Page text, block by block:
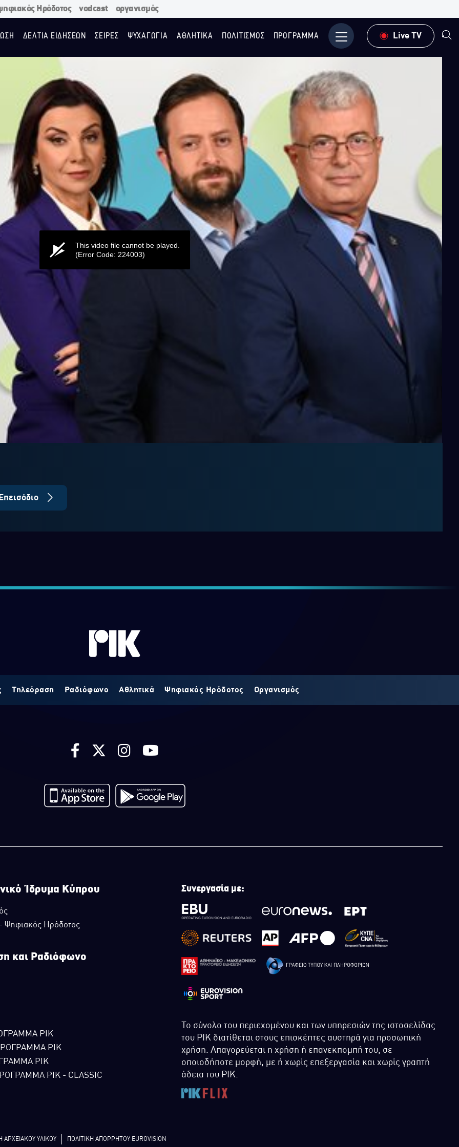
Ηρόδοτος vodcast οργανισμός
ΔΕΛΤΙΑ ΕΙΔΗΣΕΩΝ ΣΕΙΡΕΣ ΨΥΧΑΓΩΓΙΑ ΑΘΛΗΤΙΚΑ ΠΟΛΙΤΙΣΜΟΣ ΠΡΟΓΡΑΜΜΑ Μενού Live TV
This video file cannot be played.
(Error Code: 224003)
Τηλεόραση Ραδιόφωνο Αθλητικά Ψηφιακός Ηρόδοτος Οργανισμός
Ίδρυμα Κύπρου
Ψηφιακός Ηρόδοτος
και Ραδιόφωνο
ΡΙΚ
ΡΙΚ
ΡΙΚ
ΡΙΚ - CLASSIC
Συνεργασία με:
Το σύνολο του περιεχομένου και των υπηρεσιών της ιστοσελίδας
του ΡΙΚ διατίθεται στους επισκέπτες αυστηρά για προσωπική
χρήση. Απαγορεύεται η χρήση ή επανεκπομπή του, σε
οποιοδήποτε μορφή, με ή χωρίς επεξεργασία και χωρίς γραπτή
άδεια του ΡΙΚ.
ΑΡΧΕΙΑΚΟΥ ΥΛΙΚΟΥ ΠΟΛΙΤΙΚΗ ΑΠΟΡΡΗΤΟΥ EUROVISION